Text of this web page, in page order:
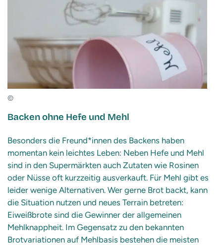
©
Backen ohne Hefe und Mehl
Besonders die Freund*innen des Backens haben
momentan kein leichtes Leben: Neben Hefe und Mehl
sind in den Supermärkten auch Zutaten wie Rosinen
oder Nüsse oft kurzzeitig ausverkauft. Für Mehl gibt es
leider wenige Alternativen. Wer gerne Brot backt, kann
die Situation nutzen und neues Terrain betreten:
Eiweißbrote sind die Gewinner der allgemeinen
Mehlknappheit. Im Gegensatz zu den bekannten
Brotvariationen auf Mehlbasis bestehen die meisten